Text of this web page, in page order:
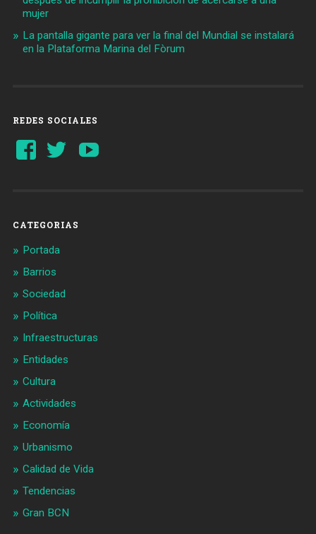
mujer
La pantalla gigante para ver la final del Mundial se instalará
en la Plataforma Marina del Fòrum
REDES SOCIALES
Ver
perfil
Ver
perfil
CATEGORIAS
Portada
Barrios
Sociedad
Política
Infraestructuras
Entidades
Cultura
Actividades
Economía
Urbanismo
Calidad de Vida
Tendencias
Gran BCN